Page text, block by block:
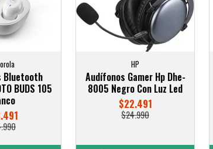
Bluetooth
BUDS 105
HP
Audífonos Gamer Hp Dhe-
8005 Negro Con Luz Led
$22.491
$24.990